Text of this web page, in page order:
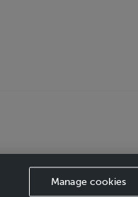
Manage cookies